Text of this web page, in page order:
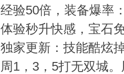
经验50倍，装备爆率
体验秒升快感，宝石
独家更新：技能酷炫
周1，3，5打无双城